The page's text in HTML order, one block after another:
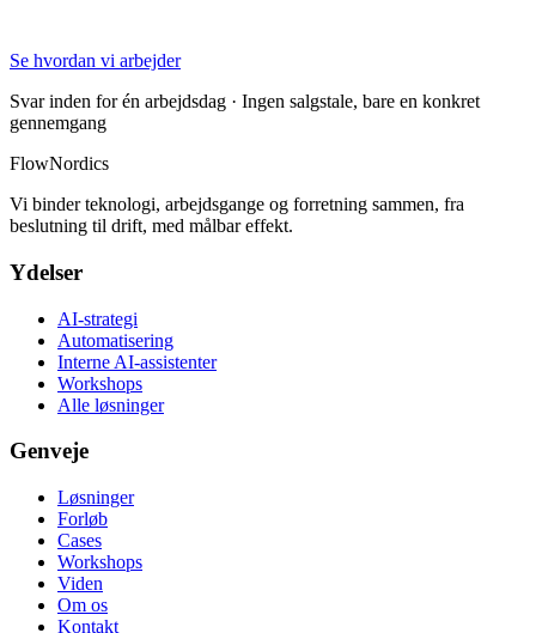
Se hvordan vi arbejder
Svar inden for én arbejdsdag · Ingen salgstale, bare en konkret
gennemgang
FlowNordics
Vi binder teknologi, arbejdsgange og forretning sammen, fra
beslutning til drift, med målbar effekt.
Ydelser
AI-strategi
Automatisering
Interne AI-assistenter
Workshops
Alle løsninger
Genveje
Løsninger
Forløb
Cases
Workshops
Viden
Om os
Kontakt